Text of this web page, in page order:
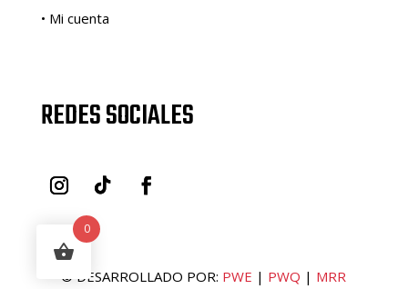
• Mi cuenta
REDES SOCIALES
© DESARROLLADO POR: PWE | PWQ | MRR
0